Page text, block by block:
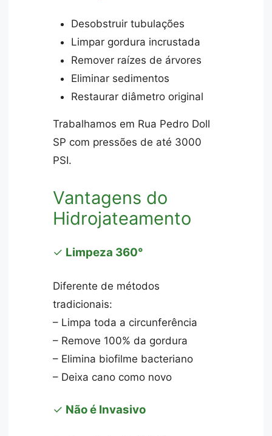
Desobstruir tubulações
Limpar gordura incrustada
Remover raízes de árvores
Eliminar sedimentos
Restaurar diâmetro original
Trabalhamos em Rua Pedro Doll
SP com pressões de até 3000
PSI.
Vantagens do
Hidrojateamento
✓ Limpeza 360°
Diferente de métodos
tradicionais:
– Limpa toda a circunferência
– Remove 100% da gordura
– Elimina biofilme bacteriano
– Deixa cano como novo
✓ Não é Invasivo